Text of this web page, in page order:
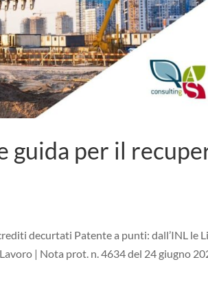
guida per il
decurtati Patente a punti: dall’INL le
| Nota prot. n. 4634 del 24 giugno